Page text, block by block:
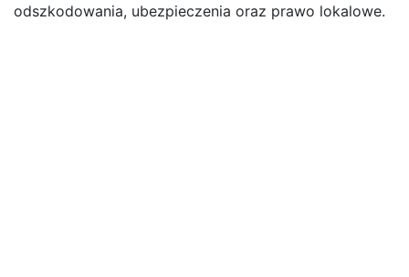
odszkodowania, ubezpieczenia oraz prawo lokalowe.